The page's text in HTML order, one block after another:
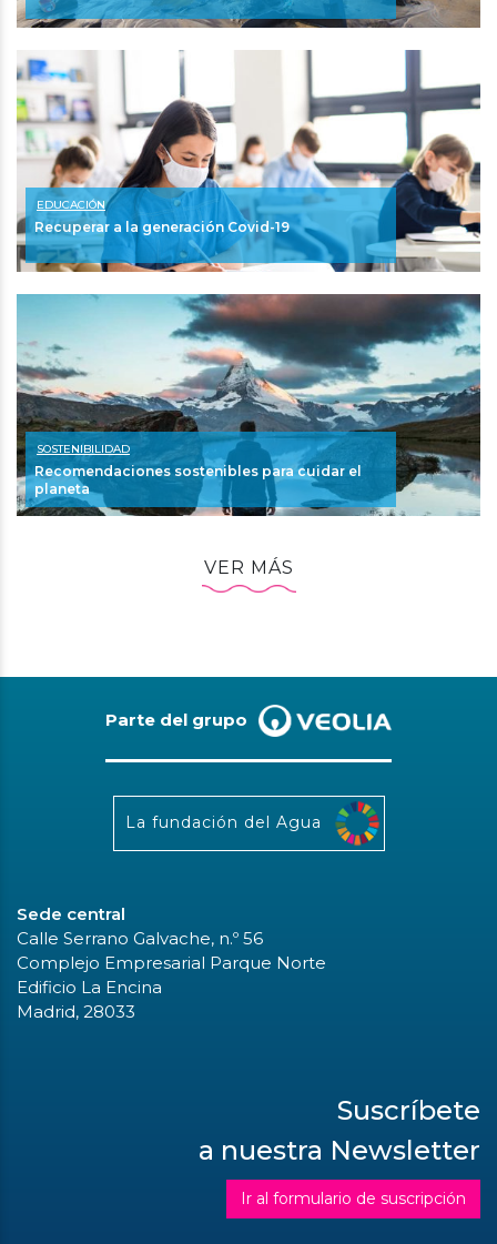
EDUCACIÓN
Recuperar a la generación Covid-19
SOSTENIBILIDAD
Recomendaciones sostenibles para cuidar el
planeta
VER MÁS
Parte del grupo
La fundación del Agua
Sede central
Calle Serrano Galvache, n.º 56
Complejo Empresarial Parque Norte
Edificio La Encina
Madrid, 28033
Suscríbete
a nuestra Newsletter
Ir al formulario de suscripción